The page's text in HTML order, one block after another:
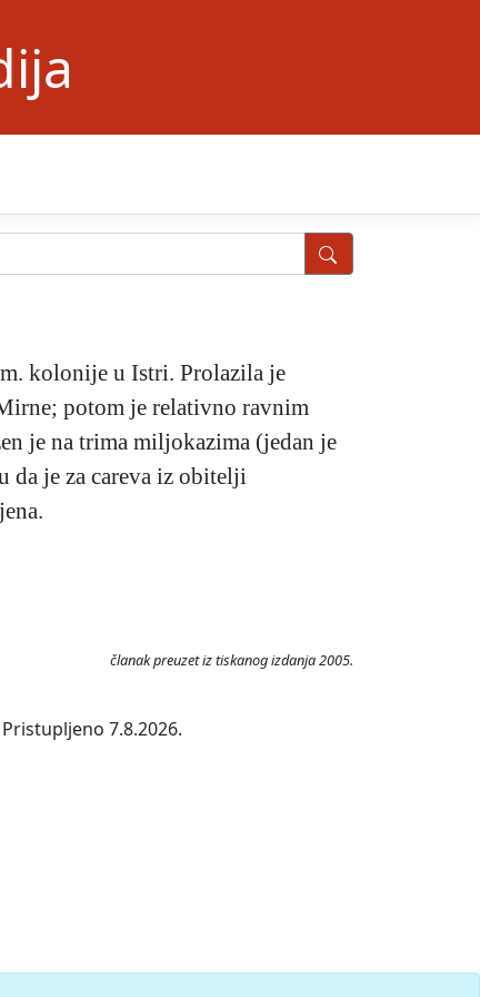
kolonije u Istri. Prolazila je
potom je relativno ravnim
je na trima miljokazima (jedan je
da je za careva iz obitelji
članak preuzet iz tiskanog izdanja 2005.
7.8.2026.